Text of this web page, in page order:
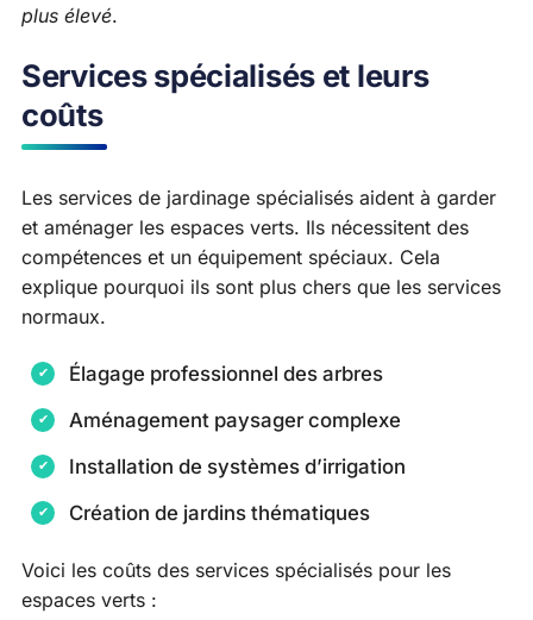
plus élevé.
Services spécialisés et leurs
coûts
Les services de jardinage spécialisés aident à garder
et aménager les espaces verts. Ils nécessitent des
compétences et un équipement spéciaux. Cela
explique pourquoi ils sont plus chers que les services
normaux.
Élagage professionnel des arbres
Aménagement paysager complexe
Installation de systèmes d’irrigation
Création de jardins thématiques
Voici les coûts des services spécialisés pour les
espaces verts :